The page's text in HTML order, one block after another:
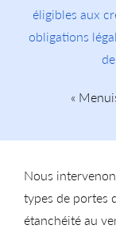
éligibles aux
obligations
«
Nous
types de portes
étanchéité au